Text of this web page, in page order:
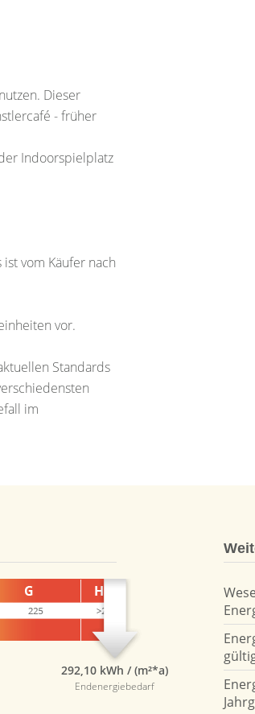
Dieser
- früher
Indoorspielplatz
vom Käufer nach
vor.
Standards
im
292,10 kWh / (m²*a)
Endenergiebedarf